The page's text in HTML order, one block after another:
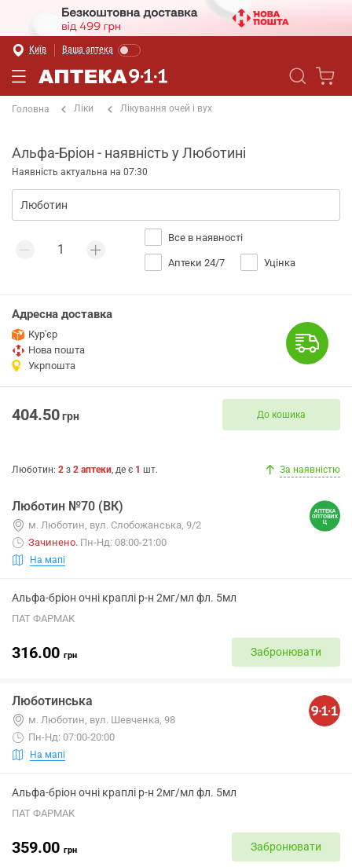
Київ Ваша аптека
Головна Ліки Лікування очей і вух
Альфа-Бріон - наявність у Люботині
Наявність актуальна на 07:30
Все в наявності
Аптеки 24/7 Уцінка
Адресна доставка
Кур'єр
Нова пошта
Укрпошта
404.50грн До кошика
Люботин: 2 з 2 аптеки, де є 1 шт. За наявністю
Люботин №70 (ВК)
м. Люботин, вул. Слобожанська, 9/2
Зачинено. Пн-Нд: 08:00-21:00
На мапі
Альфа-бріон очні краплі р-н 2мг/мл фл. 5мл
ПАТ ФАРМАК
316.00 грн Забронювати
Люботинська
м. Люботин, вул. Шевченка, 98
Пн-Нд: 07:00-20:00
На мапі
Альфа-бріон очні краплі р-н 2мг/мл фл. 5мл
ПАТ ФАРМАК
359.00 грн Забронювати